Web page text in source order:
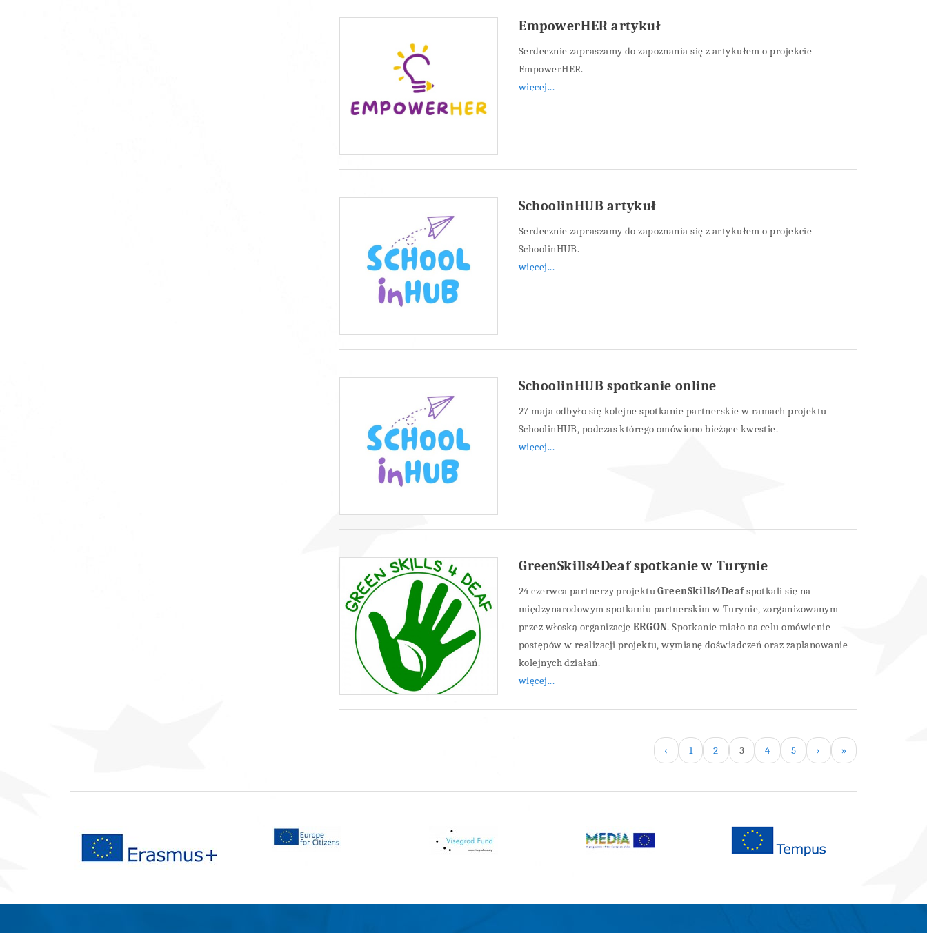
EmpowerHER artykuł
Serdecznie zapraszamy do zapoznania się z artykułem o projekcie
EmpowerHER.
więcej...
SchoolinHUB artykuł
Serdecznie zapraszamy do zapoznania się z artykułem o projekcie
SchoolinHUB.
więcej...
SchoolinHUB spotkanie online
27 maja odbyło się kolejne spotkanie partnerskie w ramach projektu
SchoolinHUB, podczas którego omówiono bieżące kwestie.
więcej...
GreenSkills4Deaf spotkanie w Turynie
24 czerwca partnerzy projektuGreenSkills4Deafspotkali się na
międzynarodowym spotkaniu partnerskim w Turynie, zorganizowanym
przez włoską organizacjęERGON. Spotkanie miało na celu omówienie
postępów w realizacji projektu, wymianę doświadczeń oraz zaplanowanie
kolejnych działań.
więcej...
‹ 1 2 3 4 5 › »